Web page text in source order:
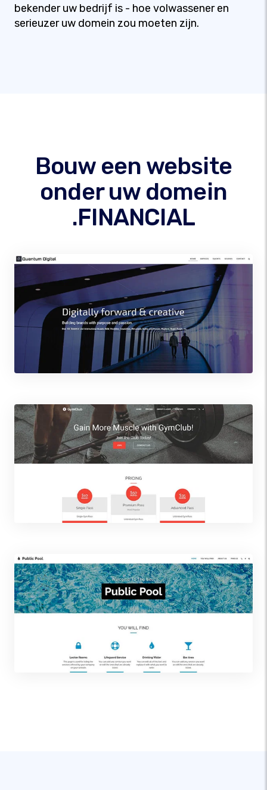
bekender uw bedrijf is - hoe volwassener en
serieuzer uw domein zou moeten zijn.
Bouw een website
onder uw domein
.FINANCIAL